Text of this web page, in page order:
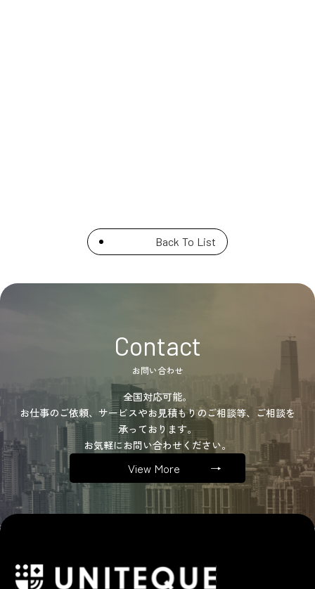
Back To List
Contact
お問い合わせ
全国対応可能。
お仕事のご依頼、サービスやお見積もりのご相談等、ご相談を
承っております。
お気軽にお問い合わせください。
View More →